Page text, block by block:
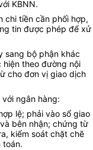
KBNN.
chi tiền cần phối hợp,
tin được phép để xử
sang bộ phận khác
theo đường nội
cho đơn vị giao dịch
ngân hàng:
lệ; phải vào sổ giao
bên nhận; chứng từ
kiểm soát chặt chẽ
toán.